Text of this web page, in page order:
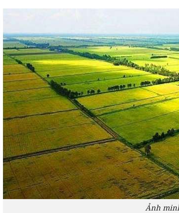
Ảnh